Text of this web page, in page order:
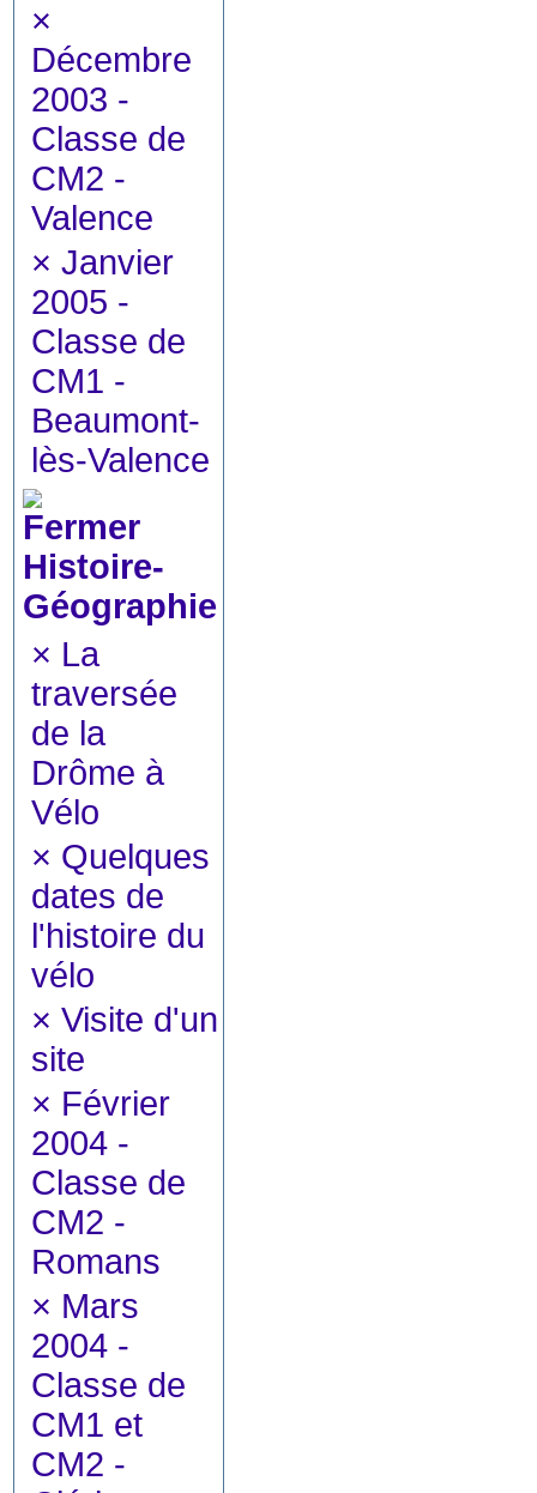
×
Décembre
2003 -
Classe de
CM2 -
Valence
× Janvier
2005 -
Classe de
CM1 -
Beaumont-
lès-Valence
Histoire-
Géographie
× La
traversée
de la
Drôme à
Vélo
× Quelques
dates de
l'histoire du
vélo
× Visite d'un
site
× Février
2004 -
Classe de
CM2 -
Romans
× Mars
2004 -
Classe de
CM1 et
CM2 -